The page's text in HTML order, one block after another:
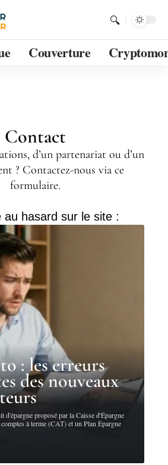
Couverture
Contact
d’un partenariat ou d’un
? Contactez-nous via ce
formulaire.
au hasard sur le site :
: les erreurs
des nouveaux
d'épargne proposé par la Caisse d'Épargne
à terme (CAT) et un Plan Épargne